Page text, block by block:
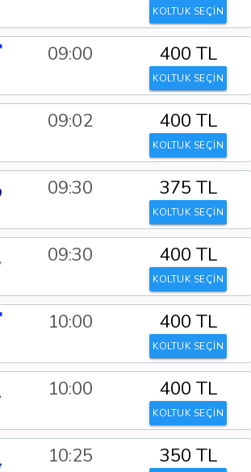
KOLTUK SEÇİN
09:00 400 TL
KOLTUK SEÇİN
09:02 400 TL
KOLTUK SEÇİN
09:30 375 TL
KOLTUK SEÇİN
09:30 400 TL
KOLTUK SEÇİN
10:00 400 TL
KOLTUK SEÇİN
10:00 400 TL
KOLTUK SEÇİN
10:25 350 TL